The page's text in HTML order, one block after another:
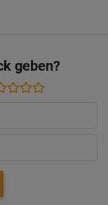
geben?